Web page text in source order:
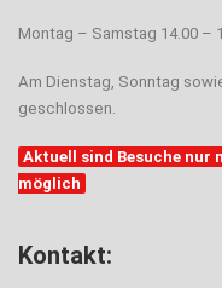
Montag – Samstag 14.00 –
Am Dienstag, Sonntag
geschlossen.
Aktuell sind Besuche nur
möglich
Kontakt: